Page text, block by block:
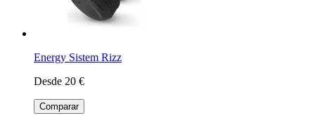
Energy Sistem Rizz
Desde 20 €
Comparar